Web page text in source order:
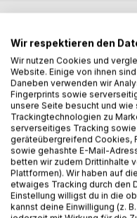
Diese hermetische
Tötung, von
irdischen Gottheit
Geschichten über
untereinander erzählt, es
Angriffen sowie von
Methoden der
berichtet. Auch von
verkörperten Dämonen,
und unheimlichen
wunderschönen
Wir respektieren den
Wir nutzen Cookies und
Website. Einige von ihnen
Daneben verwenden wir
Fingerprints sowie
unsere Seite besucht und
Trackingtechnologien zu
serverseitiges Tracking
geräteübergreifend Cookies,
sowie gehashte E-Mail-
betten wir zudem Drittinhalte
Plattformen). Wir haben auf
etwaiges Tracking durch den
Einstellung willigst du in die
kannst deine Einwilligung (z.